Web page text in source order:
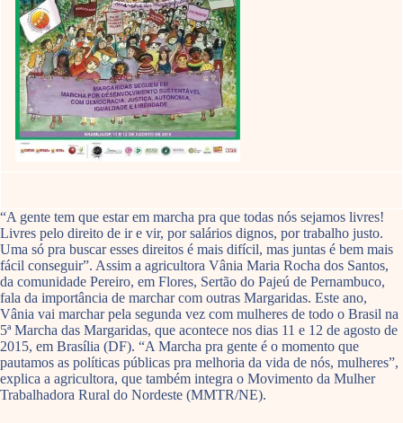
“A gente tem que estar em marcha pra que todas nós sejamos livres!
Livres pelo direito de ir e vir, por salários dignos, por trabalho justo.
Uma só pra buscar esses direitos é mais difícil, mas juntas é bem mais
fácil conseguir”. Assim a agricultora Vânia Maria Rocha dos Santos,
da comunidade Pereiro, em Flores, Sertão do Pajeú de Pernambuco,
fala da importância de marchar com outras Margaridas. Este ano,
Vânia vai marchar pela segunda vez com mulheres de todo o Brasil na
5ª Marcha das Margaridas, que acontece nos dias 11 e 12 de agosto de
2015, em Brasília (DF). “A Marcha pra gente é o momento que
pautamos as políticas públicas pra melhoria da vida de nós, mulheres”,
explica a agricultora, que também integra o Movimento da Mulher
Trabalhadora Rural do Nordeste (MMTR/NE).